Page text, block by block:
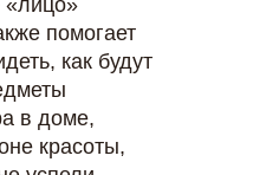
«лицо»
помогает
как будут
в доме,
красоты,